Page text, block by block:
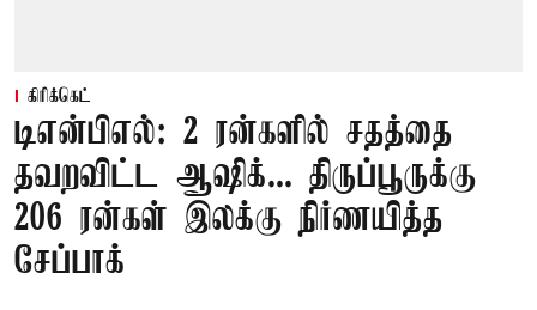
கிரிக்கெட்
டிஎன்பிஎல்: 2 ரன்களில் சதத்தை
தவறவிட்ட ஆஷிக்... திருப்பூருக்கு
206 ரன்கள் இலக்கு நிர்ணயித்த
சேப்பாக்